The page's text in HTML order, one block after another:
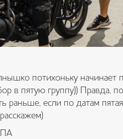
потихоньку начинает
в пятую группу)) Правда,
раньше, если по датам